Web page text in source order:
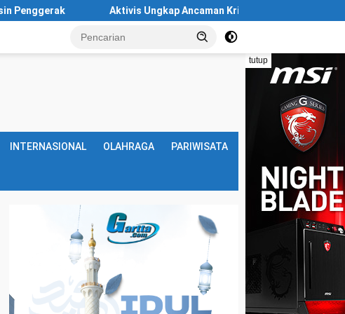
Ungkap Ancaman Krisis Air di Batam Makin Nyata, Bendungan
tutup
INTERNASIONAL OLAHRAGA PARIWISATA